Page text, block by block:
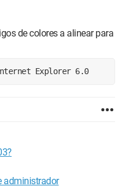
de colores a alinear para
Explorer 6.0
administrador